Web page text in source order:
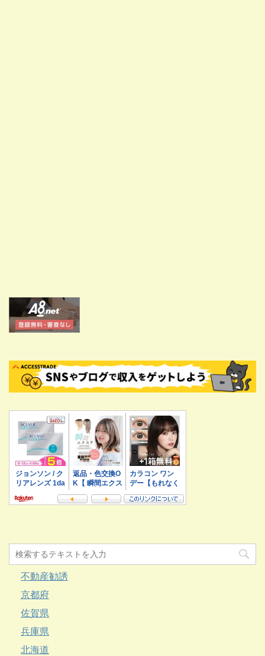
不動産勧誘
京都府
佐賀県
兵庫県
北海道